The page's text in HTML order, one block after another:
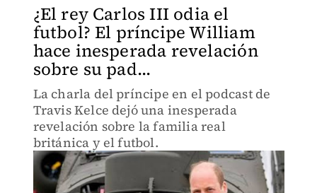
¿El rey Carlos III odia el
futbol? El príncipe William
hace inesperada revelación
sobre su pad...
La charla del príncipe en el podcast de
Travis Kelce dejó una inesperada
revelación sobre la familia real
británica y el futbol.